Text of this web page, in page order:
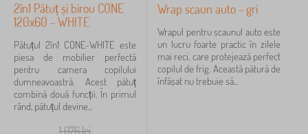
2în1 Pătuț și birou CONE
120x60 - WHITE
Pătuțul 2în1 CONE-WHITE este
piesa de mobilier perfectă
pentru camera copilului
dumneavoastră. Acest pătuț
combină două funcții. În primul
rând, pătuțul devine...
1 076lei
Wrap scaun auto - gri
Wrapul pentru scaunul auto este
un lucru foarte practic în zilele
mai reci, care protejează perfect
copilul de frig. Această pătură de
înfășat nu trebuie să...